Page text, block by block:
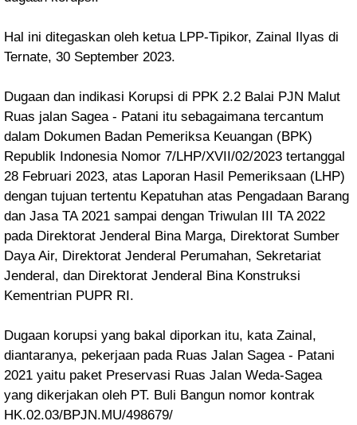
Hal ini ditegaskan oleh ketua LPP-Tipikor, Zainal Ilyas di
Ternate, 30 September 2023.
Dugaan dan indikasi Korupsi di PPK 2.2 Balai PJN Malut
Ruas jalan Sagea - Patani itu sebagaimana tercantum
dalam Dokumen Badan Pemeriksa Keuangan (BPK)
Republik Indonesia Nomor 7/LHP/XVII/02/2023 tertanggal
28 Februari 2023, atas Laporan Hasil Pemeriksaan (LHP)
dengan tujuan tertentu Kepatuhan atas Pengadaan Barang
dan Jasa TA 2021 sampai dengan Triwulan III TA 2022
pada Direktorat Jenderal Bina Marga, Direktorat Sumber
Daya Air, Direktorat Jenderal Perumahan, Sekretariat
Jenderal, dan Direktorat Jenderal Bina Konstruksi
Kementrian PUPR RI.
Dugaan korupsi yang bakal diporkan itu, kata Zainal,
diantaranya, pekerjaan pada Ruas Jalan Sagea - Patani
2021 yaitu paket Preservasi Ruas Jalan Weda-Sagea
yang dikerjakan oleh PT. Buli Bangun nomor kontrak
HK.02.03/BPJN.MU/498679/